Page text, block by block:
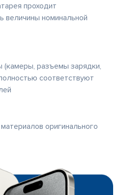
проходит
величины номинальной
разъемы зарядки,
соответствуют
оригинального